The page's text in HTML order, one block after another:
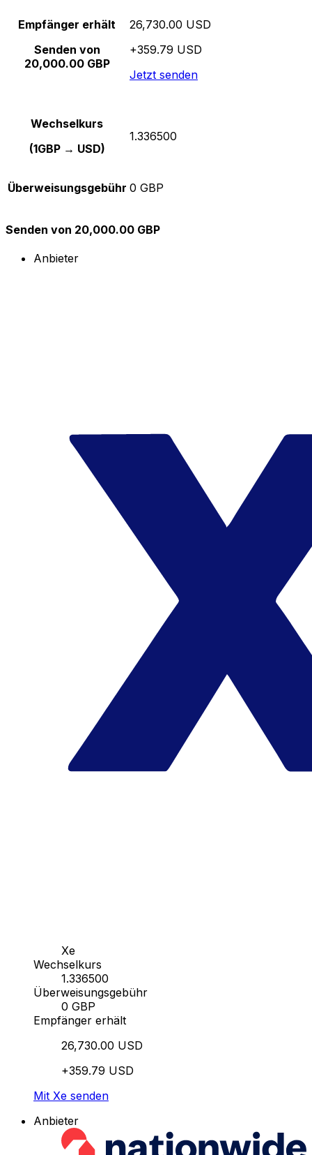
Empfänger erhält
Senden von
20,000.00 GBP
26,730.00 USD
+359.79 USD
Jetzt senden
Wechselkurs
(1GBP → USD)
1.336500
Überweisungsgebühr 0 GBP
Senden von 20,000.00 GBP
Anbieter
Xe
Wechselkurs
1.336500
Überweisungsgebühr
0 GBP
Empfänger erhält
26,730.00 USD
+359.79 USD
Mit Xe senden
Anbieter